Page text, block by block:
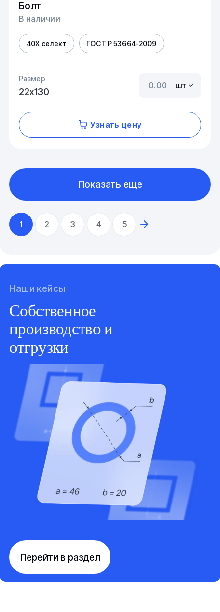
Болт
В наличии
40Х селект ГОСТ Р 53664-2009
Размер
22х130
шт
Узнать цену
1 2 3 4 5
Показать еще
Наши кейсы
Собственное
производство и
отгрузки
Перейти в раздел